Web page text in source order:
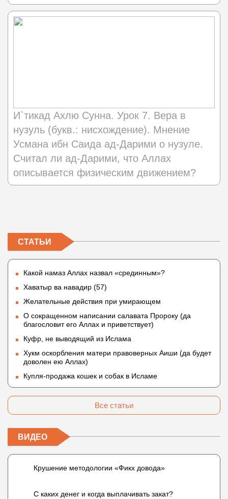
И`тикад Ахлю Сунна. Урок 7. Вера в
нузуль (букв.: нисхождение). Мнение
Усмана ибн Саида ад-Дарими о нузуле.
Считал ли ад-Дарими, что Аллах
описывается физическим движением?
СТАТЬИ
Какой намаз Аллах назвал «срединным»?
Хаватыр ва навадир (57)
Желательные действия при умирающем
О сокращенном написании салавата Пророку (да
благословит его Аллах и приветствует)
Куфр, не выводящий из Ислама
Хукм оскорбления матери правоверных Аиши (да будет
доволен ею Аллах)
Купля-продажа кошек и собак в Исламе
Все статьи
ВИДЕО
Крушение методологии «Фикх довода»
С каких денег и когда выплачивать закат?